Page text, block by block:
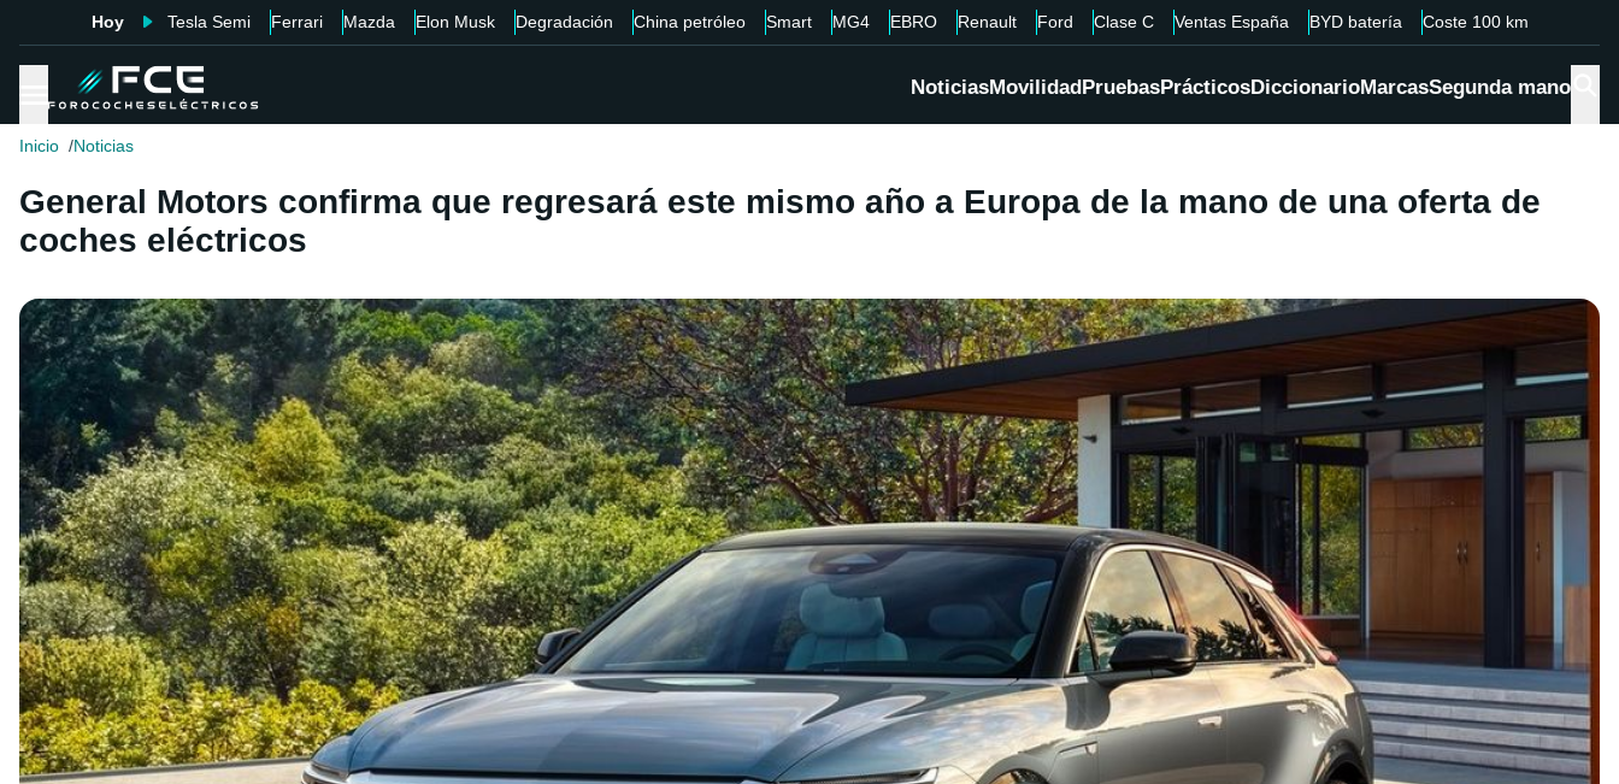
Hoy Tesla Semi Ferrari Mazda Elon Musk Degradación China petróleo Smart MG4 EBRO Renault Ford Clase C Ventas España BYD batería Coste 100 km
NoticiasMovilidadPruebasPrácticosDiccionarioMarcasSegunda mano
Inicio Noticias
General Motors confirma que regresará este mismo año a Europa de la mano de una oferta de
coches eléctricos